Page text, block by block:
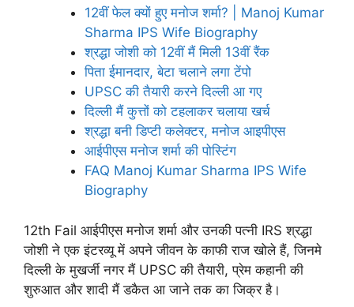
12वीं फेल क्यों हुए मनोज शर्मा? | Manoj Kumar
Sharma IPS Wife Biography
श्रद्धा जोशी को 12वीं मैं मिली 13वीं रैंक
पिता ईमानदार, बेटा चलाने लगा टेंपो
UPSC की तैयारी करने दिल्ली आ गए
दिल्ली मैं कुत्तों को टहलाकर चलाया खर्च
श्रद्धा बनी डिप्टी कलेक्टर, मनोज आइपीएस
आईपीएस मनोज शर्मा की पोस्टिंग
FAQ Manoj Kumar Sharma IPS Wife
Biography
12th Fail आईपीएस मनोज शर्मा और उनकी पत्नी IRS श्रद्धा
जोशी ने एक इंटरव्यू में अपने जीवन के काफी राज खोले हैं, जिनमे
दिल्ली के मुखर्जी नगर मैं UPSC की तैयारी, प्रेम कहानी की
शुरुआत और शादी मैं डकैत आ जाने तक का जिक्र है।